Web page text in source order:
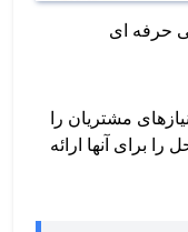
حرفه ای
مشتریان را
را برای آنها ارائه